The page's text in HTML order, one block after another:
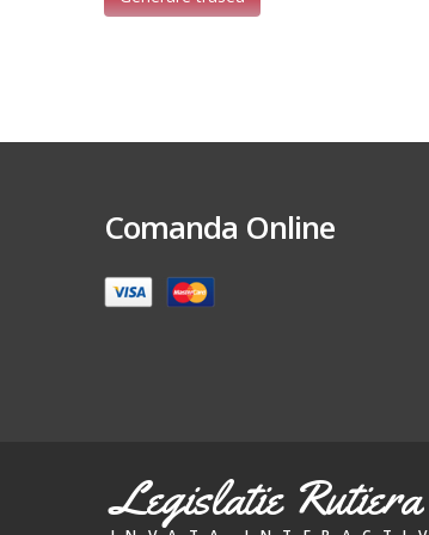
Comanda Online
Legislatie Rutiera